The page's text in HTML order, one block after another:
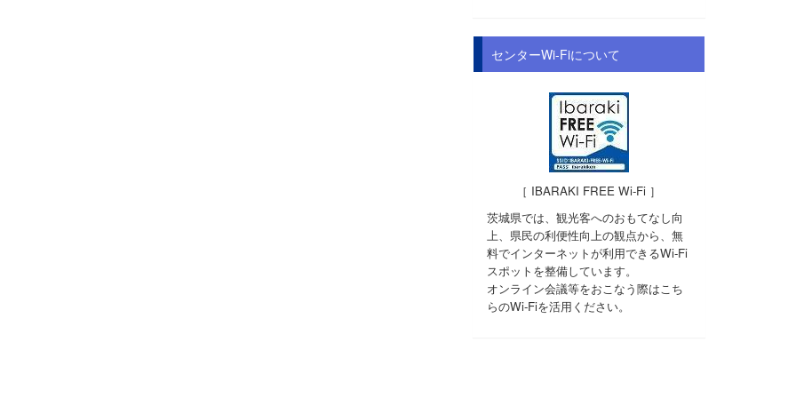
センターWi-Fiについて
［ IBARAKI FREE Wi-Fi ］
茨城県では、観光客へのおもてなし向
上、県民の利便性向上の観点から、無
料でインターネットが利用できるWi-Fi
スポットを整備しています。
オンライン会議等をおこなう際はこち
らのWi-Fiを活用ください。